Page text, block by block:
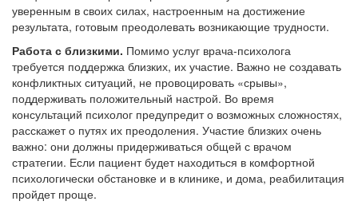
уверенным в своих силах, настроенным на достижение
результата, готовым преодолевать возникающие трудности.
Работа с близкими. Помимо услуг врача-психолога
требуется поддержка близких, их участие. Важно не создавать
конфликтных ситуаций, не провоцировать «срывы»,
поддерживать положительный настрой. Во время
консультаций психолог предупредит о возможных сложностях,
расскажет о путях их преодоления. Участие близких очень
важно: они должны придерживаться общей с врачом
стратегии. Если пациент будет находиться в комфортной
психологически обстановке и в клинике, и дома, реабилитация
пройдет проще.